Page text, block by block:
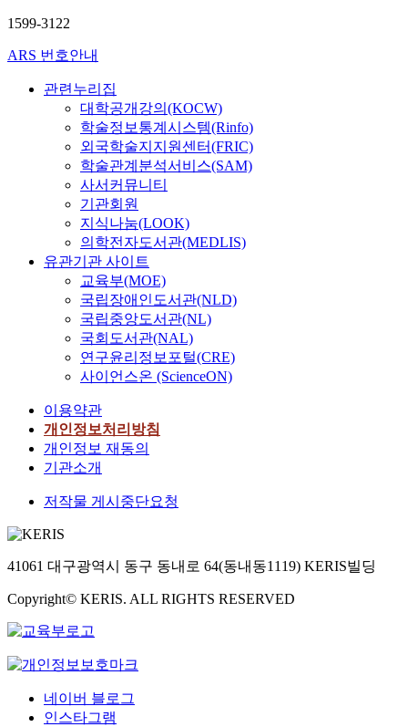
1599-3122
ARS 번호안내
관련누리집
대학공개강의(KOCW)
학술정보통계시스템(Rinfo)
외국학술지지원센터(FRIC)
학술관계분석서비스(SAM)
사서커뮤니티
기관회원
지식나눔(LOOK)
의학전자도서관(MEDLIS)
유관기관 사이트
교육부(MOE)
국립장애인도서관(NLD)
국립중앙도서관(NL)
국회도서관(NAL)
연구윤리정보포털(CRE)
사이언스온 (ScienceON)
이용약관
개인정보처리방침
개인정보 재동의
기관소개
저작물 게시중단요청
41061 대구광역시 동구 동내로 64(동내동1119) KERIS빌딩
Copyright© KERIS. ALL RIGHTS RESERVED
네이버 블로그
인스타그램